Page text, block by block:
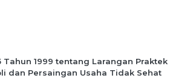
Tahun 1999 tentang Larangan Praktek
dan Persaingan Usaha Tidak Sehat